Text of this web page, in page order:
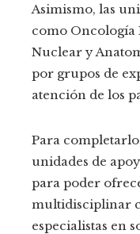
Asimismo, las
como Oncología
Nuclear y
por grupos de
atención de los
Para
unidades de
para poder
multidisciplinar
especialistas en